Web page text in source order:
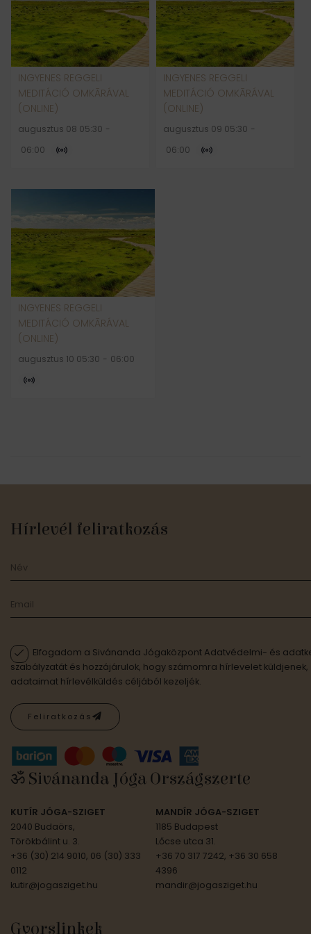
INGYENES REGGELI
MEDITÁCIÓ OMKĀRÁVAL
(ONLINE)
augusztus 08 05:30 -
06:00
INGYENES REGGELI
MEDITÁCIÓ OMKĀRÁVAL
(ONLINE)
augusztus 09 05:30 -
06:00
INGYENES REGGELI
MEDITÁCIÓ OMKĀRÁVAL
(ONLINE)
augusztus 10 05:30 - 06:00
Hírlevél feliratkozás
Elfogadom a Sivánanda Jógaközpont Adatvédelmi- és
szabályzatát és hozzájárulok, hogy számomra hírlevelet küldjenek,
adataimat hírlevélküldés céljából kezeljék.
Feliratkozás
ॐ Sivánanda Jóga Országszerte
KUTÍR JÓGA-SZIGET
2040 Budaörs,
Törökbálint u. 3.
+36 (30) 214 9010, 06 (30) 333
0112
kutir@jogasziget.hu
MANDÍR JÓGA-SZIGET
1185 Budapest
Lőcse utca 31.
+36 70 317 7242, +36 30 658
4396
mandir@jogasziget.hu
Gyorslinkek